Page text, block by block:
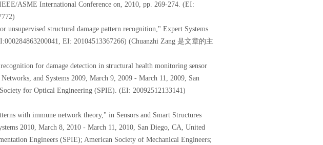
ASME International Conference on, 2010, pp. 269-274. (EI:
structural damage pattern recognition," Expert Systems
EI: 20104513367266) (Chuanzhi Zang 是文章的主
for damage detection in structural health monitoring sensor
and Systems 2009, March 9, 2009 - March 11, 2009, San
for Optical Engineering (SPIE). (EI: 20092512133141)
with immune network theory," in Sensors and Smart Structures
2010, March 8, 2010 - March 11, 2010, San Diego, CA, United
Engineers (SPIE); American Society of Mechanical Engineers;